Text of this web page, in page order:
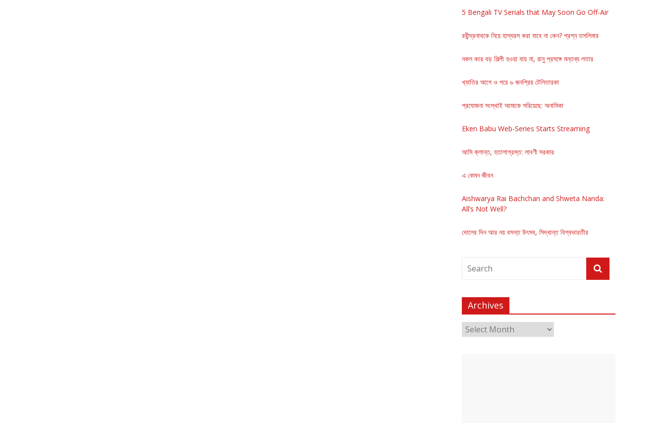
5 Bengali TV Serials that May Soon Go Off-Air
রবীন্দ্রনাথকে নিয়ে হাস্যরস করা যাবে না কেন? প্রশ্ন তসলিমার
নকল করে বড় শিল্পী হওয়া যায় না, রানু প্রসঙ্গে মন্তব্য লতার
খ্যাতির আগে ও পরে ৬ জনপ্রিয় টেলিতারকা
প্রযোজনা সংস্থাই আমাকে সরিয়েছে: অনামিকা
Eken Babu Web-Series Starts Streaming
আমি ক্লান্ত, হতাশাগ্রস্ত: লাবণী সরকার
এ কেমন জীবন
Aishwarya Rai Bachchan and Shweta Nanda:
All’s Not Well?
দোলের দিন আর নয় বসন্ত উৎসব, সিদ্ধান্ত বিশ্বভারতীর
Archives